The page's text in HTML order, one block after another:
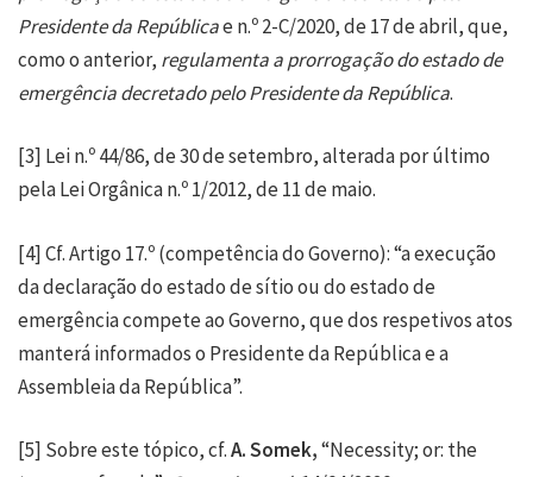
Presidente da Repúblicae n.º 2-C/2020, de 17 de abril, que,
como o anterior, regulamenta a prorrogação do estado de
emergência decretado pelo Presidente da República.
[3] Lei n.º 44/86, de 30 de setembro, alterada por último
pela Lei Orgânica n.º 1/2012, de 11 de maio.
[4]Cf. Artigo 17.º (competência do Governo): “a execução
da declaração do estado de sítio ou do estado de
emergência compete ao Governo, que dos respetivos atos
manterá informados o Presidente da República e a
Assembleia da República”.
[5] Sobre este tópico, cf.A. Somek,“Necessity; or: the